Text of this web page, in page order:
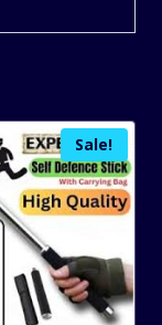
Sale!